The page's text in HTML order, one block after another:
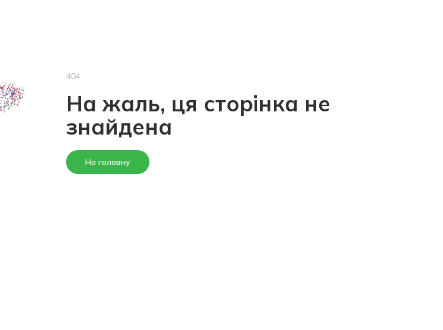
404
На жаль, ця сторінка не
знайдена
На головну